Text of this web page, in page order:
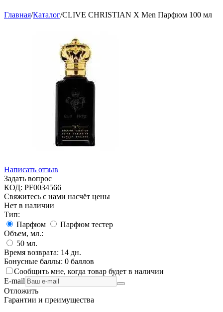
Главная/Каталог/CLIVE CHRISTIAN X Men Парфюм 100 мл
Написать отзыв
Задать вопрос
КОД: PF0034566
Свяжитесь с нами насчёт цены
Нет в наличии
Тип:
Парфюм
Парфюм тестер
Объем, мл.:
50 мл.
Время возврата: 14 дн.
Бонусные баллы: 0 баллов
Сообщить мне, когда товар будет в наличии
E-mail
Отложить
Гарантии и преимущества